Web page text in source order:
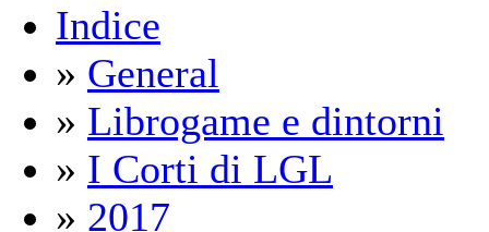
Indice
» General
» Librogame e dintorni
» I Corti di LGL
» 2017